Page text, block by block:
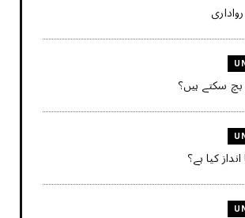
سکتے ہیں؟
کیا ہے؟